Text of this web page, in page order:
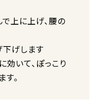
上に上げ、腰の
下げします
効いて、ぽっこり
。